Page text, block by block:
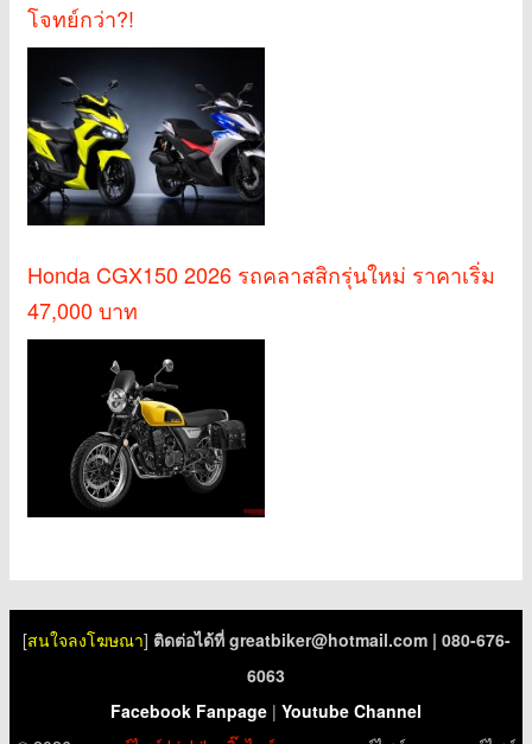
โจทย์กว่า?!
Honda CGX150 2026 รถคลาสสิกรุ่นใหม่ ราคาเริ่ม
47,000 บาท
[สนใจลงโฆษณา] ติดต่อได้ที่ greatbiker@hotmail.com| 080-676-
6063
Facebook Fanpage | Youtube Channel